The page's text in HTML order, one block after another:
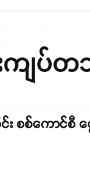
ျပ်တ
စစ်ကောင်စီ ငွ